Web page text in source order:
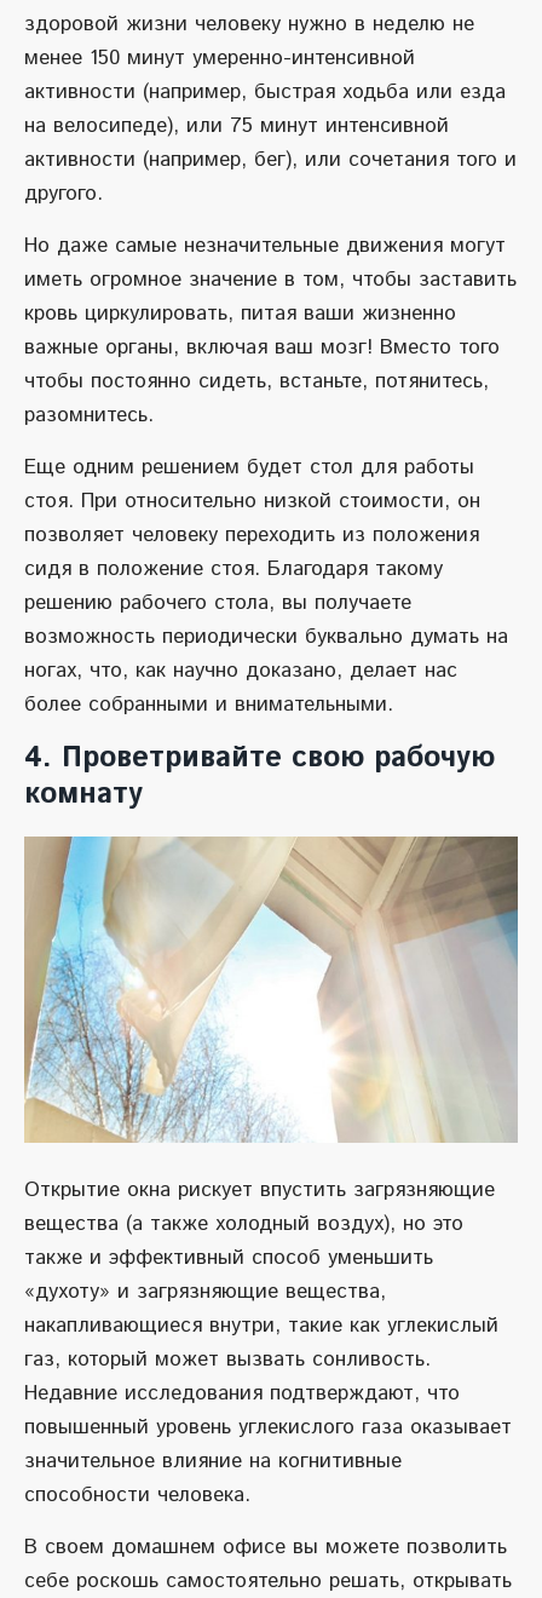
здоровой жизни человеку нужно в неделю не
менее 150 минут умеренно-интенсивной
активности (например, быстрая ходьба или езда
на велосипеде), или 75 минут интенсивной
активности (например, бег), или сочетания того и
другого.
Но даже самые незначительные движения могут
иметь огромное значение в том, чтобы заставить
кровь циркулировать, питая ваши жизненно
важные органы, включая ваш мозг! Вместо того
чтобы постоянно сидеть, встаньте, потянитесь,
разомнитесь.
Еще одним решением будет стол для работы
стоя. При относительно низкой стоимости, он
позволяет человеку переходить из положения
сидя в положение стоя. Благодаря такому
решению рабочего стола, вы получаете
возможность периодически буквально думать на
ногах, что, как научно доказано, делает нас
более собранными и внимательными.
4. Проветривайте свою рабочую
комнату
Открытие окна рискует впустить загрязняющие
вещества (а также холодный воздух), но это
также и эффективный способ уменьшить
«духоту» и загрязняющие вещества,
накапливающиеся внутри, такие как углекислый
газ, который может вызвать сонливость.
Недавние исследования подтверждают, что
повышенный уровень углекислого газа оказывает
значительное влияние на когнитивные
способности человека.
В своем домашнем офисе вы можете позволить
себе роскошь самостоятельно решать, открывать